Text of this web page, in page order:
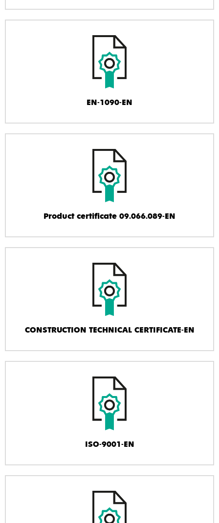
EN-1090-EN
Product certificate 09.066.089-EN
CONSTRUCTION TECHNICAL CERTIFICATE-EN
ISO-9001-EN